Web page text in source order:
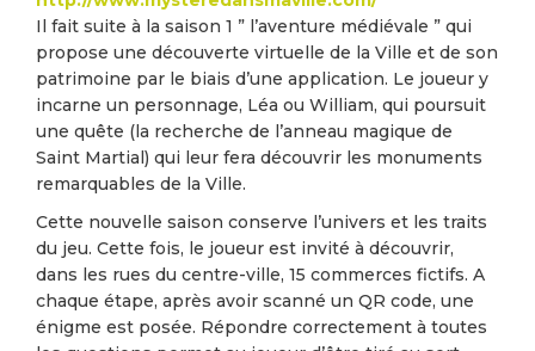
Il fait suite à la saison 1 ” l’aventure médiévale ” qui
propose une découverte virtuelle de la Ville et de son
patrimoine par le biais d’une application. Le joueur y
incarne un personnage, Léa ou William, qui poursuit
une quête (la recherche de l’anneau magique de
Saint Martial) qui leur fera découvrir les monuments
remarquables de la Ville.
Cette nouvelle saison conserve l’univers et les traits
du jeu. Cette fois, le joueur est invité à découvrir,
dans les rues du centre-ville, 15 commerces fictifs. A
chaque étape, après avoir scanné un QR code, une
énigme est posée. Répondre correctement à toutes